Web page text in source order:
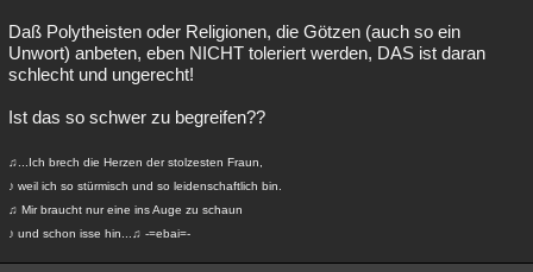
Daß Polytheisten oder Religionen, die Götzen (auch so ein
Unwort) anbeten, eben NICHT toleriert werden, DAS ist daran
schlecht und ungerecht!
Ist das so schwer zu begreifen??
♫...Ich brech die Herzen der stolzesten Fraun,
♪ weil ich so stürmisch und so leidenschaftlich bin.
♫ Mir braucht nur eine ins Auge zu schaun
♪ und schon isse hin...♫ -=ebai=-